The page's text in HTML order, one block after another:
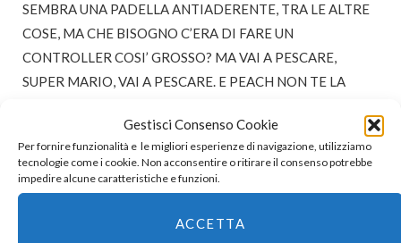
Gestisci Consenso Cookie
Per fornire funzionalità e le migliori esperienze di navigazione, utilizziamo
tecnologie come i cookie. Non acconsentire o ritirare il consenso potrebbe
impedire alcune caratteristiche e funzioni.
ACCETTA
SEMBRA UNA PADELLA ANTIADERENTE, TRA LE ALTRE
COSE, MA CHE BISOGNO C’ERA DI FARE UN
CONTROLLER COSI’ GROSSO? MA VAI A PESCARE,
SUPER MARIO, VAI A PESCARE. E PEACH NON TE LA
E mezz’ora dopo sei di nuovo lì. Che cerchi invano di
introdurti in un tubo. Sei di nuovo lì, ipnotizzata dalle
pieni di tortine. Sei lì e detesti tutto quello che ti si para